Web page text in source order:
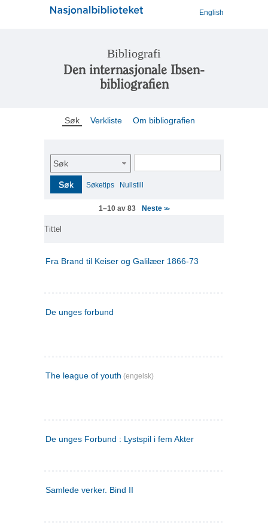
English
Bibliografi
Den internasjonale Ibsen-
bibliografien
Søk Verkliste Om bibliografien
Søk
Søk Søketips Nullstill
1–10 av 83 Neste>>
Tittel
Fra Brand til Keiser og Galilæer 1866-73
De unges forbund
The league of youth (engelsk)
De unges Forbund : Lystspil i fem Akter
Samlede verker. Bind II